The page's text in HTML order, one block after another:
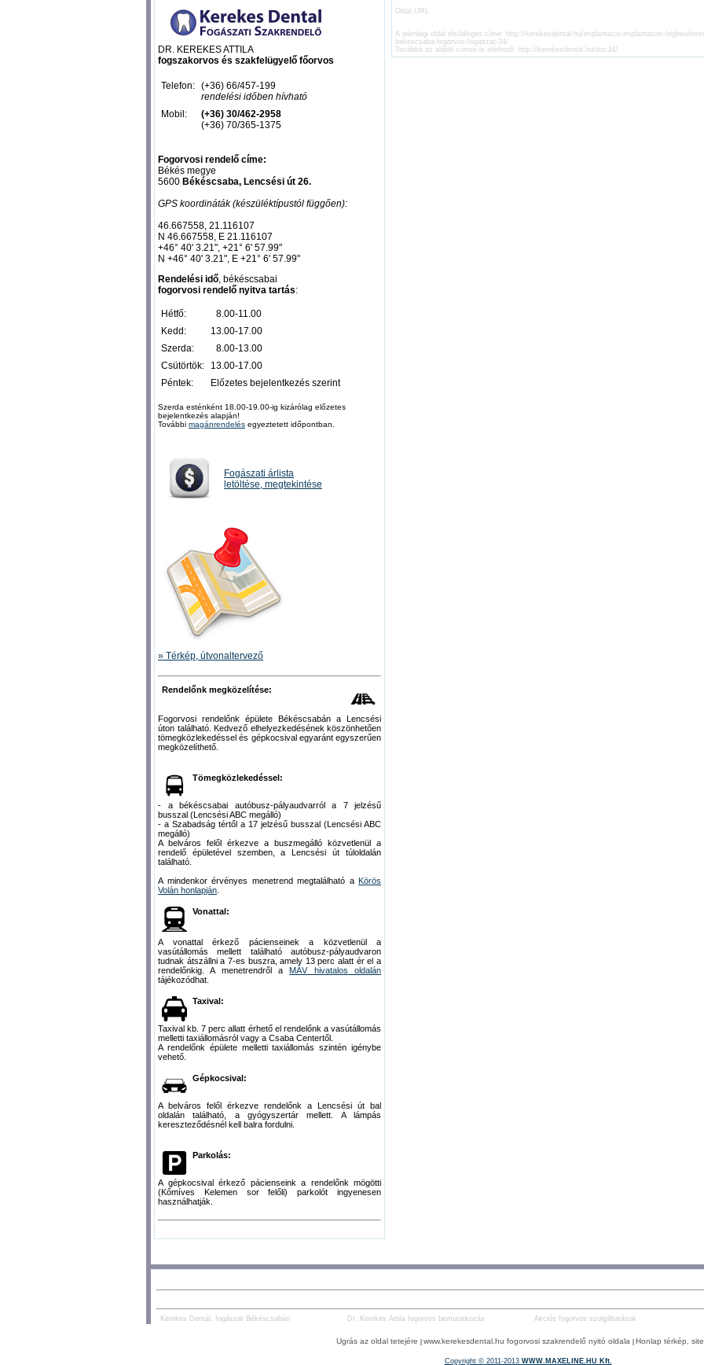
DR. KEREKES ATTILA
fogszakorvos és szakfelügyelő főorvos
Telefon: (+36) 66/457-199
rendelési időben hívható
Mobil:
(+36) 30/462-2958
(+36) 70/365-1375
Fogorvosi rendelő címe:
Békés megye
5600 Békéscsaba, Lencsési út 26.
GPS koordináták (készüléktípustól függően):
46.667558, 21.116107‎
N 46.667558, E 21.116107‎
+46° 40' 3.21", +21° 6' 57.99"
N +46° 40' 3.21", E +21° 6' 57.99"
Rendelési idő, békéscsabai
fogorvosi rendelő nyitva tartás:
Hétfő:
8.00-11.00
Kedd:
13.00-17.00
Szerda:
8.00-13.00
Csütörtök:
13.00-17.00
Péntek:
Előzetes bejelentkezés szerint
Szerda esténként 18.00-19.00-ig kizárólag előzetes
bejelentkezés alapján!
További magánrendelés egyeztetett időpontban.
Fogászati árlista
letöltése, megtekintése
» Térkép, útvonaltervező
Rendelőnk megközelítése:
Fogorvosi rendelőnk épülete Békéscsabán a Lencsési
úton található. Kedvező elhelyezkedésének köszönhetően
tömegközlekedéssel és gépkocsival egyaránt egyszerűen
megközelíthető.
Tömegközlekedéssel:
- a békéscsabai autóbusz-pályaudvarról a 7 jelzésű
busszal (Lencsési ABC megálló)
- a Szabadság tértől a 17 jelzésű busszal (Lencsési ABC
megálló)
A belváros felől érkezve a buszmegálló közvetlenül a
rendelő épületével szemben, a Lencsési út túloldalán
található.
A mindenkor érvényes menetrend megtalálható a Körös
Volán honlapján
Vonattal:
A vonattal érkező pácienseinek a közvetlenül a
vasútállomás mellett található autóbusz-pályaudvaron
tudnak átszállni a 7-es buszra, amely 13 perc alatt ér el a
rendelőnkig. A menetrendről aMÁV hivatalos oldalán
tájékozódhat.
Taxival:
Taxival kb. 7 perc allatt érhető el rendelőnk a vasútállomás
melletti taxiállomásról vagy a Csaba Centertől.
A rendelőnk épülete melletti taxiállomás szintén igénybe
vehető.
Gépkocsival:
A belváros felől érkezve rendelőnk a Lencsési út bal
oldalán található, a gyógyszertár mellett. A lámpás
kereszteződésnél kell balra fordulni.
Parkolás:
A gépkocsival érkező pácienseink a rendelőnk mögötti
(Kőmíves Kelemen sor felőli) parkolót ingyenesen
használhatják.
Oldal URL
A jelenlegi oldal elsődleges címe: http://kerekesdental.hu/implantacio-implantatum-
bekescsaba-fogorvos-fogaszat-34/
Továbbá az alábbi címen is elérhető: http://kerekesdental.hu/doc34/
Kerekes Dentál, fogászat Békéscsabán Dr. Kerekes Attila fogorvos bemutatkozás Akciós fogorvos szolgáltatások
Ugrás az oldal tetejére www.kerekesdental.hu fogorvosi szakrendelő nyitó oldala Honlap térkép,
Copyright ©2011-2013 WWW.MAXELINE.HU Kft.